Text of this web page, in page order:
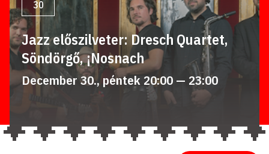
30
Jazz előszilveter: Dresch Quartet,
Söndörgő, ¡Nosnach
December 30., péntek 20:00 — 23:00